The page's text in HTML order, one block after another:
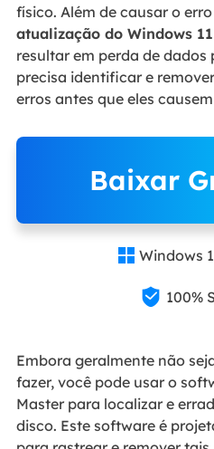
físico. Além de causar o erro
atualização do Windows
resultar em perda de dados
precisa identificar e
erros antes que eles
Baixar
 Windows
 100%
Embora geralmente não
fazer, você pode usar o
Master para localizar e
disco. Este software é